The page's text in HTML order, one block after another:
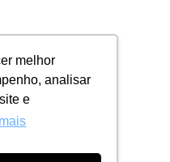
melhor
analisar
e